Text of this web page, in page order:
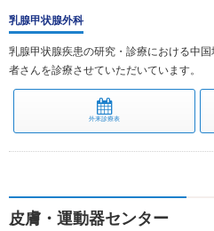
乳腺甲状腺外科
乳腺甲状腺疾患の研究・診療における中
者さんを診療させていただいています。
外来診療表
皮膚・運動器センター